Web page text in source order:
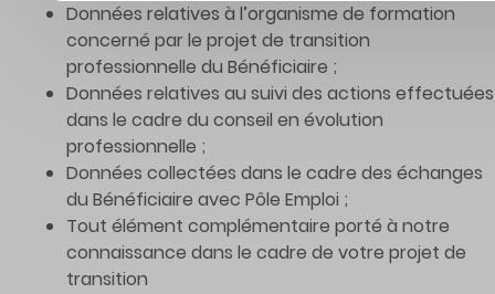
Données relatives à l’organisme de formation
concerné par le projet de transition
professionnelle du Bénéficiaire ;
Données relatives au suivi des actions effectuées
dans le cadre du conseil en évolution
professionnelle ;
Données collectées dans le cadre des échanges
du Bénéficiaire avec Pôle Emploi ;
Tout élément complémentaire porté à notre
connaissance dans le cadre de votre projet de
transition